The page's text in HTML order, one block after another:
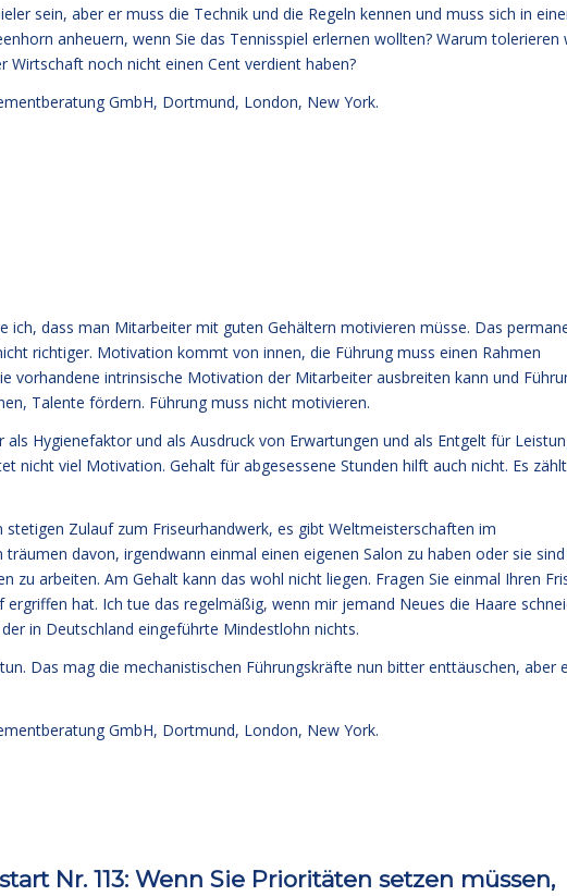
sein, aber er muss die Technik und die Regeln kennen und muss sich in
anheuern, wenn Sie das Tennisspiel erlernen wollten? Warum tolerieren
Wirtschaft noch nicht einen Cent verdient haben?
GmbH, Dortmund, London, New York.
ich, dass man Mitarbeiter mit guten Gehältern motivieren müsse. Das
richtiger. Motivation kommt von innen, die Führung muss einen Rahmen
vorhandene intrinsische Motivation der Mitarbeiter ausbreiten kann und
Talente fördern. Führung muss nicht motivieren.
Hygienefaktor und als Ausdruck von Erwartungen und als Entgelt für
nicht viel Motivation. Gehalt für abgesessene Stunden hilft auch nicht. Es zählt
stetigen Zulauf zum Friseurhandwerk, es gibt Weltmeisterschaften im
davon, irgendwann einmal einen eigenen Salon zu haben oder sie sind
zu arbeiten. Am Gehalt kann das wohl nicht liegen. Fragen Sie einmal Ihren
hat. Ich tue das regelmäßig, wenn mir jemand Neues die Haare
in Deutschland eingeführte Mindestlohn nichts.
Das mag die mechanistischen Führungskräfte nun bitter enttäuschen, aber
GmbH, Dortmund, London, New York.
Nr. 113: Wenn Sie Prioritäten setzen müssen,